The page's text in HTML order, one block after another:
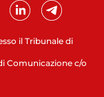
il Tribunale di
Comunicazione c/o